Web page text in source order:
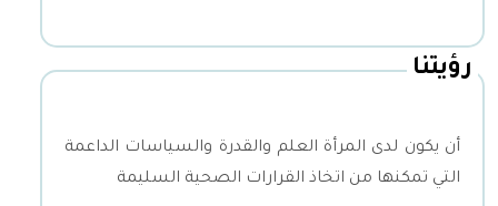
رؤيتنا
أن يكون لدى المرأة العلم والقدرة والسياسات الداعمة
التي تمكنها من اتخاذ القرارات الصحية السليمة